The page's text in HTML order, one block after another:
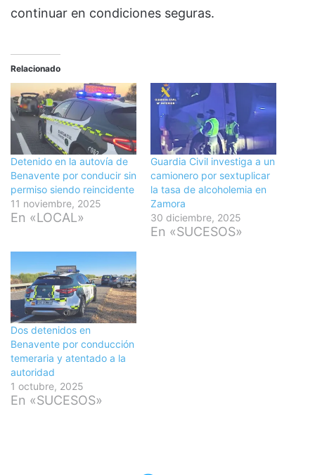
continuar en condiciones seguras.
Relacionado
Detenido en la autovía de
Benavente por conducir sin
permiso siendo reincidente
11 noviembre, 2025
En «LOCAL»
Guardia Civil investiga a un
camionero por sextuplicar
la tasa de alcoholemia en
Zamora
30 diciembre, 2025
En «SUCESOS»
Dos detenidos en
Benavente por conducción
temeraria y atentado a la
autoridad
1 octubre, 2025
En «SUCESOS»